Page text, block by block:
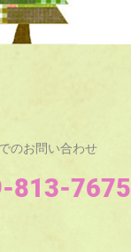
のお問い合わせ
813-7675